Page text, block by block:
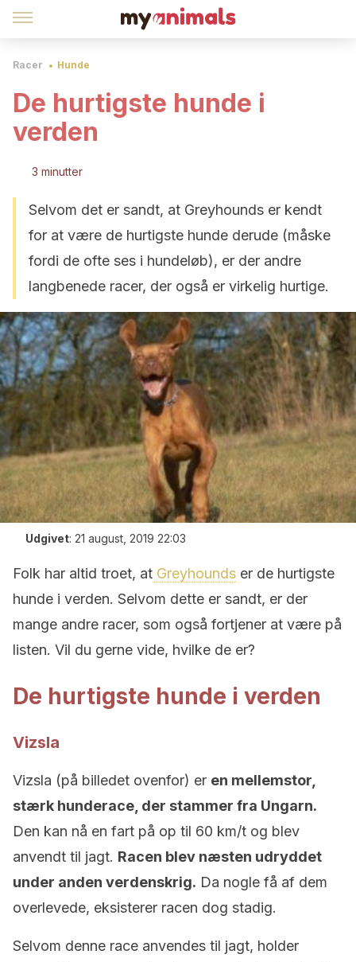
Racer Hunde
De hurtigste hunde i
verden
3 minutter
Selvom det er sandt, at Greyhounds er kendt
for at være de hurtigste hunde derude (måske
fordi de ofte ses i hundeløb), er der andre
langbenede racer, der også er virkelig hurtige.
Udgivet: 21 august, 2019 22:03
Folk har altid troet, at Greyhounds er de hurtigste
hunde i verden. Selvom dette er sandt, er der
mange andre racer, som også fortjener at være på
listen. Vil du gerne vide, hvilke de er?
De hurtigste hunde i verden
Vizsla
Vizsla (på billedet ovenfor) er en mellemstor,
stærk hunderace, der stammer fra Ungarn.
Den kan nå en fart på op til 60 km/t og blev
anvendt til jagt. Racen blev næsten udryddet
under anden verdenskrig. Da nogle få af dem
overlevede, eksisterer racen dog stadig.
Selvom denne race anvendes til jagt, holder